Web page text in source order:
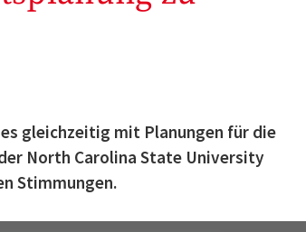
gleichzeitig mit Planungen für die
North Carolina State University
Stimmungen.